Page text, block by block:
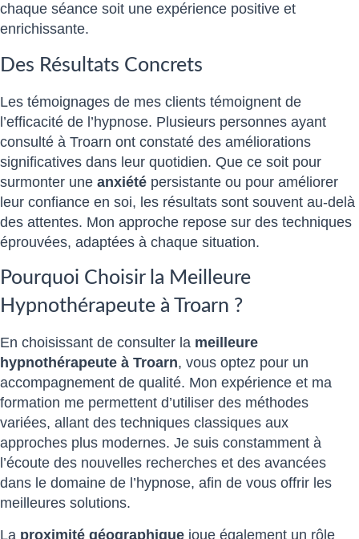
chaque séance soit une expérience positive et
enrichissante.
Des Résultats Concrets
Les témoignages de mes clients témoignent de
l’efficacité de l’hypnose. Plusieurs personnes ayant
consulté à Troarn ont constaté des améliorations
significatives dans leur quotidien. Que ce soit pour
surmonter une anxiété persistante ou pour améliorer
leur confiance en soi, les résultats sont souvent au-delà
des attentes. Mon approche repose sur des techniques
éprouvées, adaptées à chaque situation.
Pourquoi Choisir la Meilleure
Hypnothérapeute à Troarn ?
En choisissant de consulter la meilleure
hypnothérapeute à Troarn, vous optez pour un
accompagnement de qualité. Mon expérience et ma
formation me permettent d’utiliser des méthodes
variées, allant des techniques classiques aux
approches plus modernes. Je suis constamment à
l’écoute des nouvelles recherches et des avancées
dans le domaine de l’hypnose, afin de vous offrir les
meilleures solutions.
La proximité géographique joue également un rôle